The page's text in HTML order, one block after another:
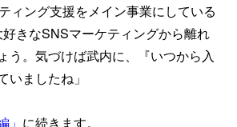
ィング支援をメイン事業にしている
きなSNSマーケティングから離れ
う。気づけば武内に、『いつから入
いましたね」
」 に続きます。